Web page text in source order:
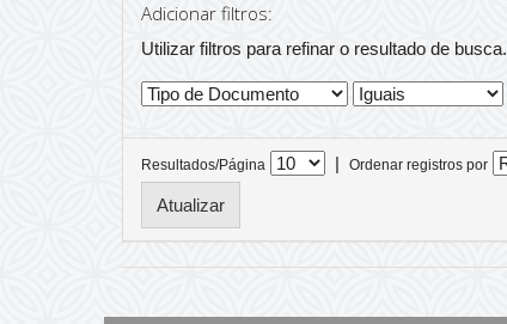
Adicionar filtros:
Utilizar filtros para refinar o resultado de busca.
Resultados/Página | Ordenar registros por